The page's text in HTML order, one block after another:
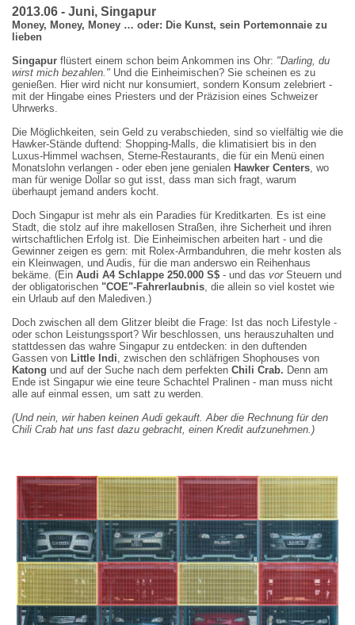
2013.06 - Juni, Singapur
Money, Money, Money … oder: Die Kunst, sein Portemonnaie zu
lieben
Singapur flüstert einem schon beim Ankommen ins Ohr: "Darling, du
wirst mich bezahlen." Und die Einheimischen? Sie scheinen es zu
genießen. Hier wird nicht nur konsumiert, sondern Konsum zelebriert -
mit der Hingabe eines Priesters und der Präzision eines Schweizer
Uhrwerks.
Die Möglichkeiten, sein Geld zu verabschieden, sind so vielfältig wie die
Hawker-Stände duftend: Shopping-Malls, die klimatisiert bis in den
Luxus-Himmel wachsen, Sterne-Restaurants, die für ein Menü einen
Monatslohn verlangen - oder eben jene genialen Hawker Centers, wo
man für wenige Dollar so gut isst, dass man sich fragt, warum
überhaupt jemand anders kocht.
Doch Singapur ist mehr als ein Paradies für Kreditkarten. Es ist eine
Stadt, die stolz auf ihre makellosen Straßen, ihre Sicherheit und ihren
wirtschaftlichen Erfolg ist. Die Einheimischen arbeiten hart - und die
Gewinner zeigen es gern: mit Rolex-Armbanduhren, die mehr kosten als
ein Kleinwagen, und Audis, für die man anderswo ein Reihenhaus
bekäme. (Ein Audi A4 Schlappe 250.000 S$ - und das vor Steuern und
der obligatorischen "COE"-Fahrerlaubnis, die allein so viel kostet wie
ein Urlaub auf den Malediven.)
Doch zwischen all dem Glitzer bleibt die Frage: Ist das noch Lifestyle -
oder schon Leistungssport? Wir beschlossen, uns herauszuhalten und
stattdessen das wahre Singapur zu entdecken: in den duftenden
Gassen von Little Indi, zwischen den schläfrigen Shophouses von
Katong und auf der Suche nach dem perfekten Chili Crab. Denn am
Ende ist Singapur wie eine teure Schachtel Pralinen - man muss nicht
alle auf einmal essen, um satt zu werden.
(Und nein, wir haben keinen Audi gekauft. Aber die Rechnung für den
Chili Crab hat uns fast dazu gebracht, einen Kredit aufzunehmen.)